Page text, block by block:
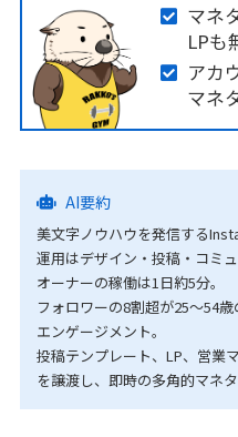
マネ
LPも
アカ
マネ
AI要約
美文字ノウハウを発信する
運用はデザイン・投稿・コミ
オーナーの稼働は1日約5分。
フォロワーの8割超が25〜54
エンゲージメント。
投稿テンプレート、LP、営業
を譲渡し、即時の多角的マネ